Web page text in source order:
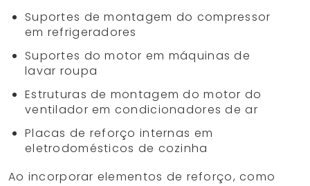
Suportes de montagem do compressor
em refrigeradores
Suportes do motor em máquinas de
lavar roupa
Estruturas de montagem do motor do
ventilador em condicionadores de ar
Placas de reforço internas em
eletrodomésticos de cozinha
Ao incorporar elementos de reforço, como